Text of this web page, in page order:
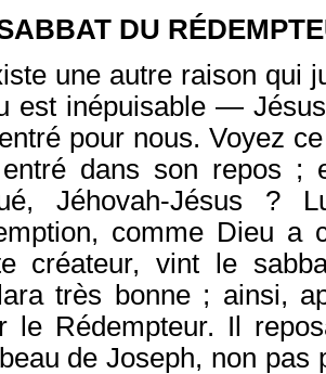
DU
une autre raison qui
est inépuisable —
pour nous. Voyez
dans son repos ;
Jéhovah-Jésus
comme Dieu a
créateur, vint le
très bonne ; ainsi,
le Rédempteur. Il
de Joseph, non